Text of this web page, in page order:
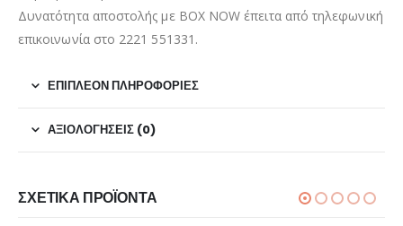
Δυνατότητα αποστολής με BOX NOW έπειτα από τηλεφωνική
επικοινωνία στο 2221 551331.
ΕΠΙΠΛΈΟΝ ΠΛΗΡΟΦΟΡΊΕΣ
ΑΞΙΟΛΟΓΉΣΕΙΣ (0)
ΣΧΕΤΙΚΆ ΠΡΟΪΌΝΤΑ